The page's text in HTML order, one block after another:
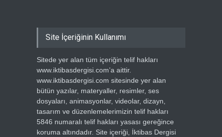
Site İçeriğinin Kullanımı
Sitede yer alan tüm içeriğin telif hakları
www.iktibasdergisi.com’a aittir.
www.iktibasdergisi.com sitesinde yer alan
bütün yazılar, materyaller, resimler, ses
dosyaları, animasyonlar, videolar, dizayn,
tasarım ve düzenlemelerimizin telif hakları
5846 numaralı telif hakları yasası gereğince
koruma altındadır. Site içeriği, İktibas Dergisi